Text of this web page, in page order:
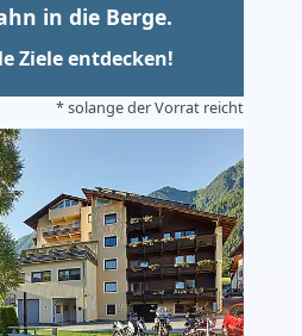
in die Berge.
Ziele entdecken!
* solange der Vorrat reicht